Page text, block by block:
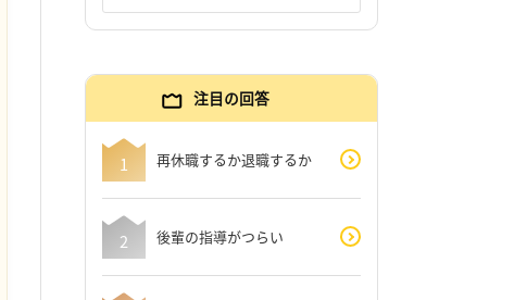
注目の回答
再休職するか退職するか
後輩の指導がつらい